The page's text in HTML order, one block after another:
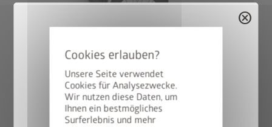
Unsere Seite verwendet
Cookies für Analysezwecke.
Wir nutzen diese Daten, um
Ihnen ein bestmögliches
Surferlebnis und mehr
cancel
StyleBox gewinnen